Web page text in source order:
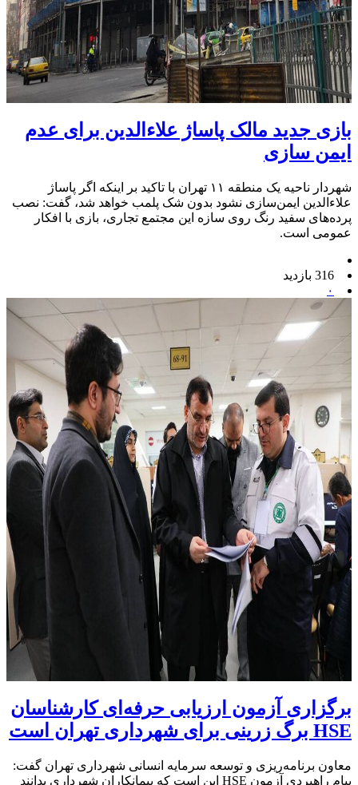
بازی جدید مالک پاساژ علاءالدین برای عدم
ایمن سازی
شهردار ناحیه یک منطقه ۱۱ تهران با تاکید بر اینکه اگر پاساژ
علاءالدین ایمن‌سازی نشود بدون شک پلمب خواهد شد، گفت: نصب
پرده‌های سفید رنگ روی سازه این مجتمع تجاری، بازی با افکار
عمومی است.
316 بازدید
۰
برگزاری آزمون ارزیابی حرفه‌ای کارشناسان
HSE برگ زرینی برای شهرداری تهران است
معاون برنامه‌ریزی و توسعه سرمایه انسانی شهرداری تهران گفت:
پیام راهبردی آزمون HSE این است که پیمانکاران شهرداری بدانند